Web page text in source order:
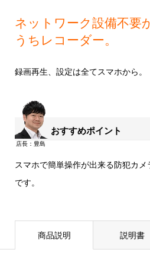
ネットワーク設備不要
うちレコーダー。
録画再生、設定は全てスマホから。
おすすめポイント
スマホで簡単操作が出来る防犯カ
です。
商品説明 説明書